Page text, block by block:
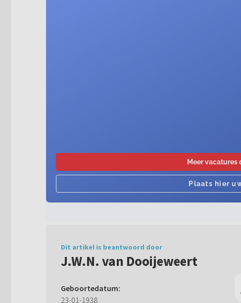
Dit artikel is beantwoord door
J.W.N. van Dooijeweert
Geboortedatum:
23-01-1938